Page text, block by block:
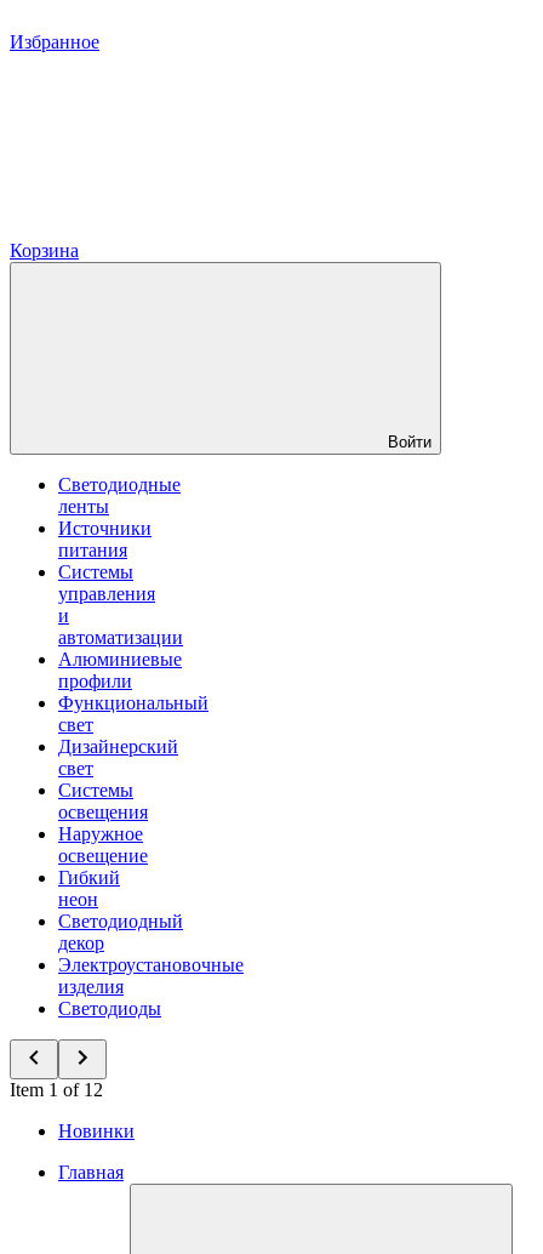
Избранное
Корзина
Войти
Светодиодные
ленты
Источники
питания
Системы
управления
и
автоматизации
Алюминиевые
профили
Функциональный
свет
Дизайнерский
свет
Системы
освещения
Наружное
освещение
Гибкий
неон
Светодиодный
декор
Электроустановочные
изделия
Светодиоды
Item 1 of 12
Новинки
Главная